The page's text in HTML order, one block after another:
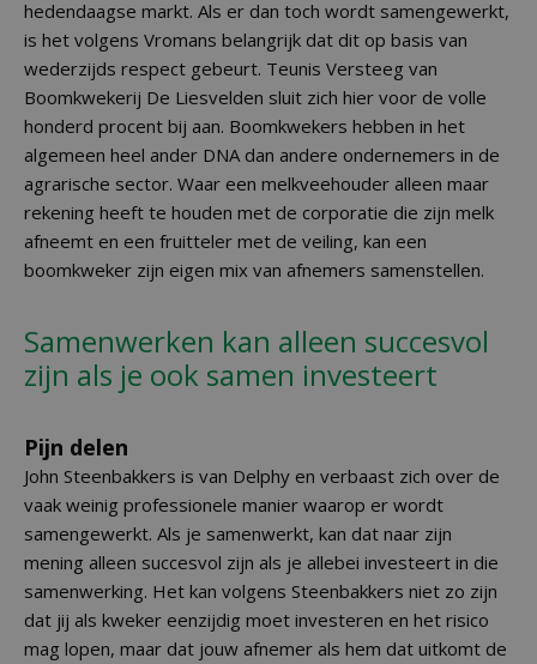
hedendaagse markt. Als er dan toch wordt samengewerkt,
is het volgens Vromans belangrijk dat dit op basis van
wederzijds respect gebeurt. Teunis Versteeg van
Boomkwekerij De Liesvelden sluit zich hier voor de volle
honderd procent bij aan. Boomkwekers hebben in het
algemeen heel ander DNA dan andere ondernemers in de
agrarische sector. Waar een melkveehouder alleen maar
rekening heeft te houden met de corporatie die zijn melk
afneemt en een fruitteler met de veiling, kan een
boomkweker zijn eigen mix van afnemers samenstellen.
Samenwerken kan alleen succesvol
zijn als je ook samen investeert
Pijn delen
John Steenbakkers is van Delphy en verbaast zich over de
vaak weinig professionele manier waarop er wordt
samengewerkt. Als je samenwerkt, kan dat naar zijn
mening alleen succesvol zijn als je allebei investeert in die
samenwerking. Het kan volgens Steenbakkers niet zo zijn
dat jij als kweker eenzijdig moet investeren en het risico
mag lopen, maar dat jouw afnemer als hem dat uitkomt de